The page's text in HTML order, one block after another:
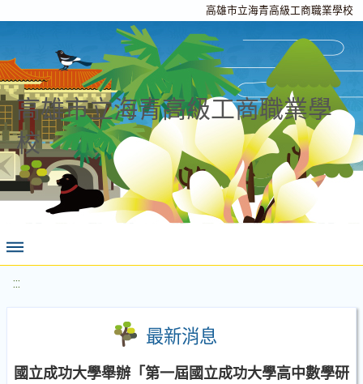
高雄市立海青高級工商職業學校
高雄市立海青高級工商職業學
校
:::
最新消息
國立成功大學舉辦「第一屆國立成功大學高中數學研